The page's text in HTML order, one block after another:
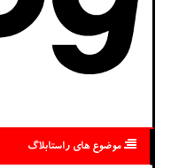
موضوع های راستابلاگ